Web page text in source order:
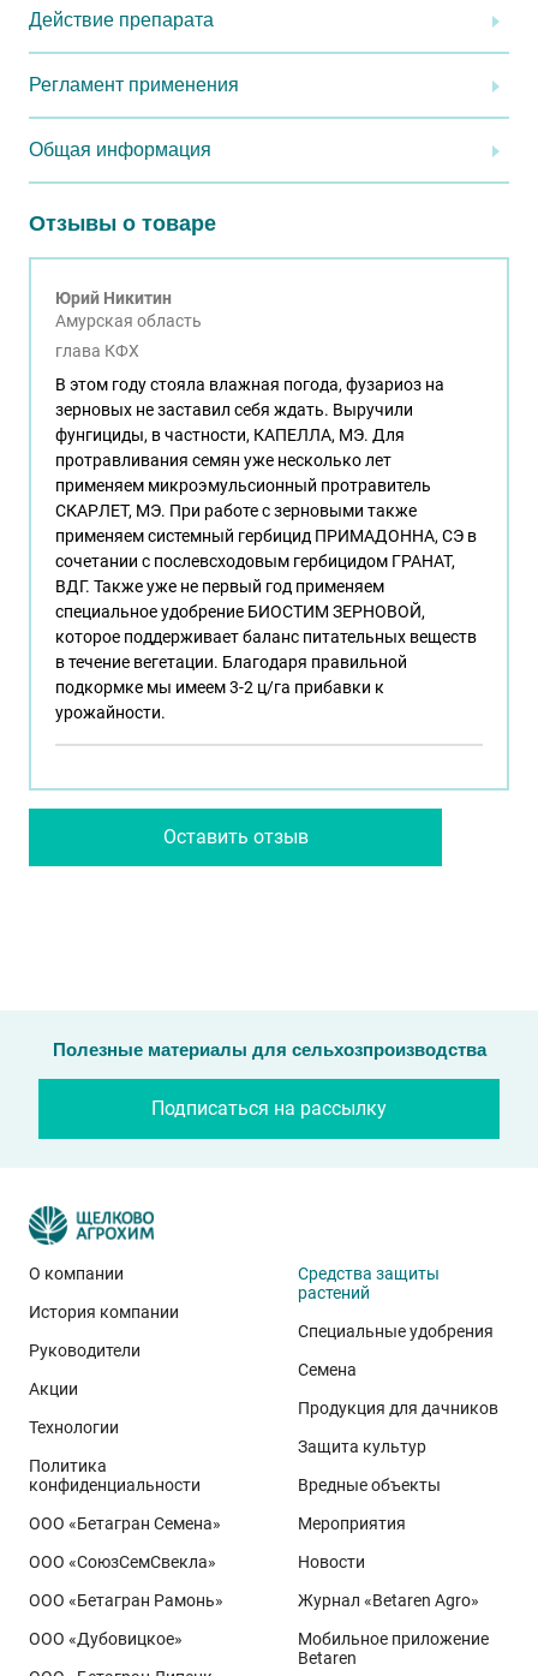
Действие препарата
Регламент применения
Общая информация
Отзывы о товаре
Юрий Никитин
Амурская область
глава КФХ
В этом году стояла влажная погода, фузариоз на
зерновых не заставил себя ждать. Выручили
фунгициды, в частности, КАПЕЛЛА, МЭ. Для
протравливания семян уже несколько лет
применяем микроэмульсионный протравитель
СКАРЛЕТ, МЭ. При работе с зерновыми также
применяем системный гербицид ПРИМАДОННА, СЭ в
сочетании с послевсходовым гербицидом ГРАНАТ,
ВДГ. Также уже не первый год применяем
специальное удобрение БИОСТИМ ЗЕРНОВОЙ,
которое поддерживает баланс питательных веществ
в течение вегетации. Благодаря правильной
подкормке мы имеем 3-2 ц/га прибавки к
урожайности.
Оставить отзыв
Полезные материалы для сельхозпроизводства
Подписаться на рассылку
О компании
История компании
Руководители
Акции
Технологии
Политика
конфиденциальности
ООО «Бетагран Семена»
ООО «СоюзСемСвекла»
ООО «Бетагран Рамонь»
ООО «Дубовицкое»
Средства защиты
растений
Специальные удобрения
Семена
Продукция для дачников
Защита культур
Вредные объекты
Мероприятия
Новости
Журнал «Betaren Agro»
Мобильное приложение
Betaren